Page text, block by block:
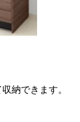
納できます。